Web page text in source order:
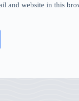
and website in this